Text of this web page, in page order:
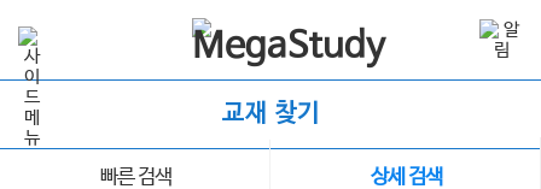
교재 찾기
빠른 검색 상세 검색